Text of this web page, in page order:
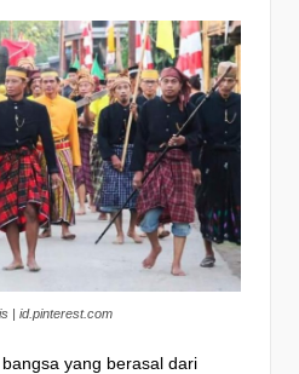
| id.pinterest.com
yang berasal dari